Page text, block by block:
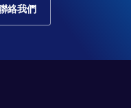
絡我們